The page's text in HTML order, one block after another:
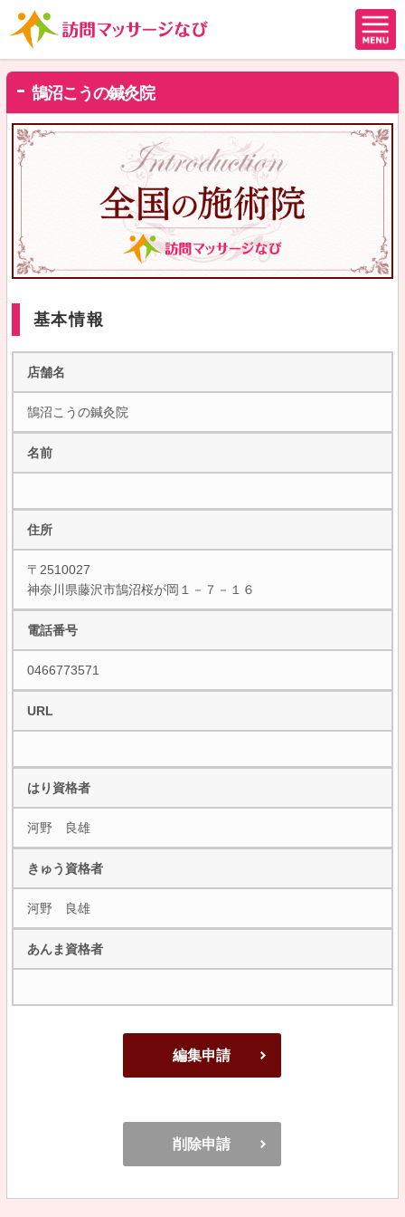
鵠沼こうの鍼灸院
基本情報
店舗名
鵠沼こうの鍼灸院
名前
住所
〒2510027
神奈川県藤沢市鵠沼桜が岡１－７－１６
電話番号
0466773571
URL
はり資格者
河野 良雄
きゅう資格者
河野 良雄
あんま資格者
編集申請
削除申請